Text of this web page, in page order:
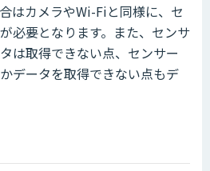
はカメラやWi-Fiと同様に、セ
必要となります。また、センサ
は取得できない点、センサー
データを取得できない点もデ